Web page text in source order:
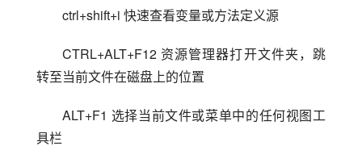
ctrl+shift+i 快速查看变量或方法定义源
CTRL+ALT+F12 资源管理器打开文件夹，跳
转至当前文件在磁盘上的位置
ALT+F1 选择当前文件或菜单中的任何视图工
具栏